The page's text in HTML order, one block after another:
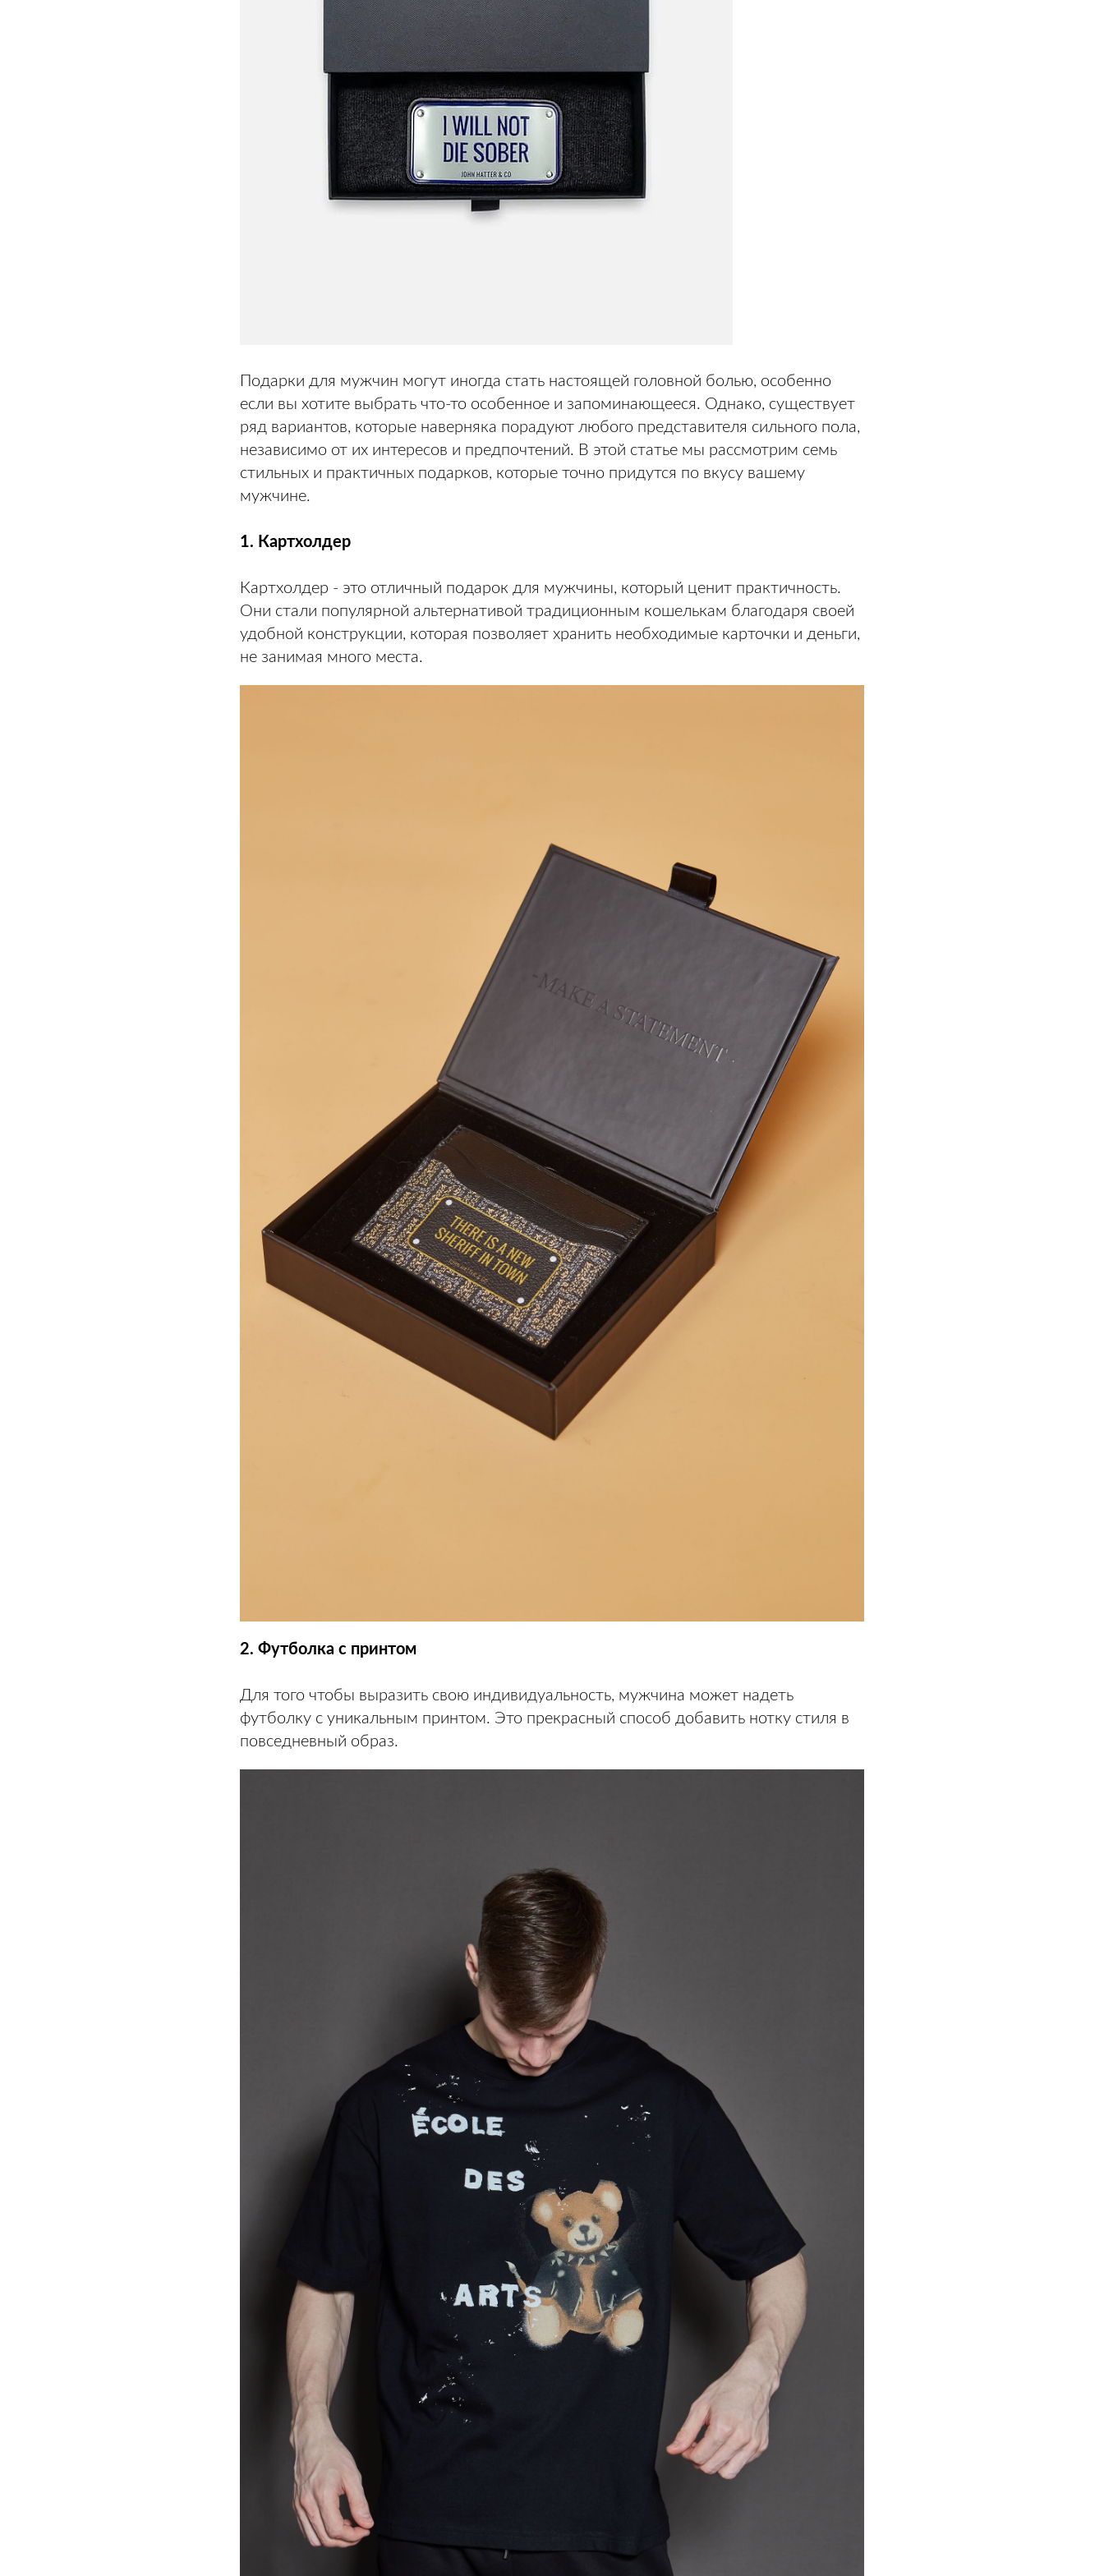
Подарки для мужчин могут иногда стать настоящей головной болью, особенно
если вы хотите выбрать что-то особенное и запоминающееся. Однако, существует
ряд вариантов, которые наверняка порадуют любого представителя сильного пола,
независимо от их интересов и предпочтений. В этой статье мы рассмотрим семь
стильных и практичных подарков, которые точно придутся по вкусу вашему
мужчине.
1. Картхолдер
Картхолдер - это отличный подарок для мужчины, который ценит практичность.
Они стали популярной альтернативой традиционным кошелькам благодаря своей
удобной конструкции, которая позволяет хранить необходимые карточки и деньги,
не занимая много места.
2. Футболка с принтом
Для того чтобы выразить свою индивидуальность, мужчина может надеть
футболку с уникальным принтом. Это прекрасный способ добавить нотку стиля в
повседневный образ.